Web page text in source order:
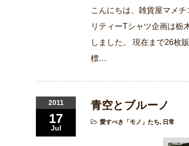
こんにちは、雑貨屋マメ
リティーTシャツ企画は栃
しました。 現在まで26枚
標…
2011
17
Jul
青空とブルーノ
愛すべき「モノ」たち, 日常